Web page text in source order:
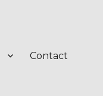
Contact